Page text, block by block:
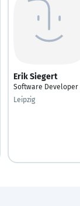
Erik Siegert
Software Developer
Leipzig